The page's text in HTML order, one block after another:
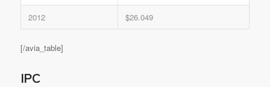
2012 $26.049
[/avia_table]
IPC